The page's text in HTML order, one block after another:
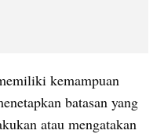
kemampuan
batasan yang
atau mengatakan